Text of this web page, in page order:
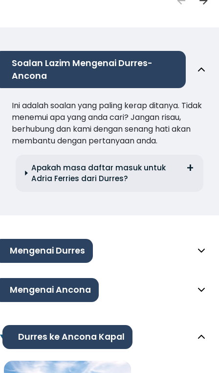
Soalan Lazim Mengenai Durres-
Ancona
Ini adalah soalan yang paling kerap ditanya. Tidak
menemui apa yang anda cari? Jangan risau,
berhubung dan kami dengan senang hati akan
membantu dengan pertanyaan anda.
Apakah masa daftar masuk untuk
Adria Ferries dari Durres?
Mengenai Durres
Mengenai Ancona
Durres ke Ancona Kapal